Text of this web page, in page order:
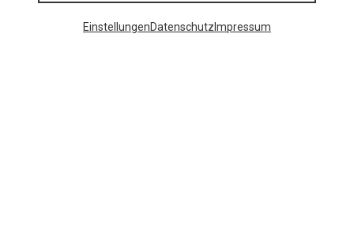
EinstellungenDatenschutz Impressum